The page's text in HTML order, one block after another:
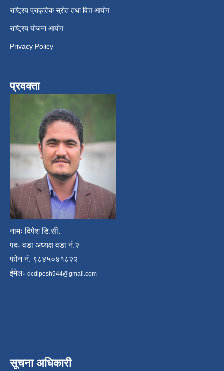
राष्ट्रिय प्राकृतिक स्रोत तथा वित्त आयोग
राष्ट्रिय योजना आयोग
Privacy Policy
प्रवक्ता
नामः दिपेश डि.सी.
पदः वडा अध्यक्ष वडा नं.२
फोन नं. ९८४५०४१८२२
ईमेलः dcdipesh944@gmail.com
सूचना अधिकारी